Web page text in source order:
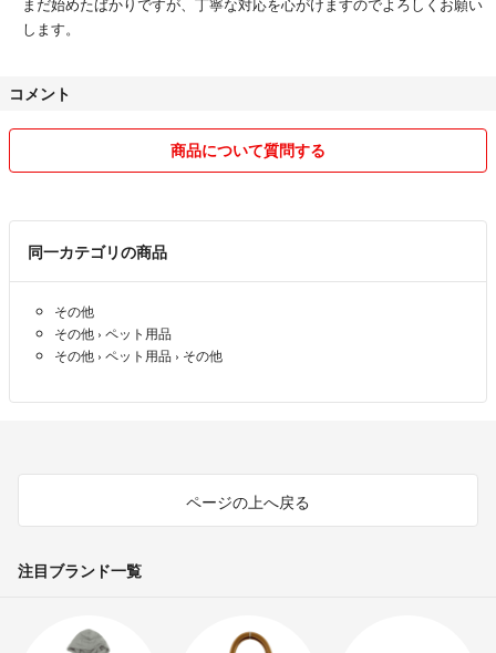
します。
コメント
商品について質問する
同一カテゴリの商品
その他
その他 › ペット用品
その他 › ペット用品 › その他
ページの上へ戻る
注目ブランド一覧